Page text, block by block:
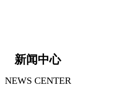
新闻中心
NEWS CENTER